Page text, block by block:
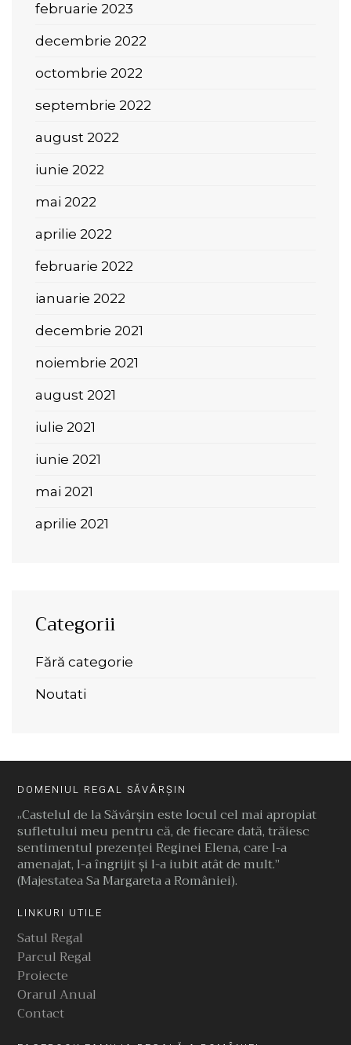
februarie 2023
decembrie 2022
octombrie 2022
septembrie 2022
august 2022
iunie 2022
mai 2022
aprilie 2022
februarie 2022
ianuarie 2022
decembrie 2021
noiembrie 2021
august 2021
iulie 2021
iunie 2021
mai 2021
aprilie 2021
Categorii
Fără categorie
Noutati
DOMENIUL REGAL SĂVÂRȘIN
„Castelul de la Săvârşin este locul cel mai apropiat
sufletului meu pentru că, de fiecare dată, trăiesc
sentimentul prezenţei Reginei Elena, care l-a
amenajat, l-a îngrijit şi l-a iubit atât de mult.”
(Majestatea Sa Margareta a României).
LINKURI UTILE
Satul Regal
Parcul Regal
Proiecte
Orarul Anual
Contact